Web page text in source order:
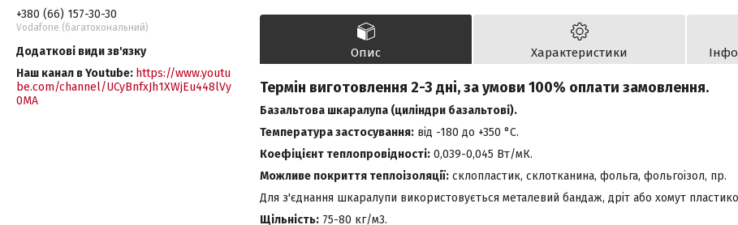
Опис Характеристики
Термін виготовлення 2-3 дні, за умови 100% оплати замовлення.
Базальтова шкаралупа (циліндри базальтові).
Температура застосування: від -180 до +350 °С.
Коефіцієнт теплопровідності: 0,039-0,045 Вт/мК.
Можливе покриття теплоізоляції: склопластик, склотканина, фольга, фольгоізол, пр.
Для з'єднання шкаралупи використовується металевий бандаж, дріт або хомут
Щільність: 75-80 кг/м3.
+380 (66) 157-30-30
Vodafone (багатокональний)
Наш канал в Youtube https://www.youtu
be.com/channel/UCyBnfxJh1XWjEu448lVy
0MA